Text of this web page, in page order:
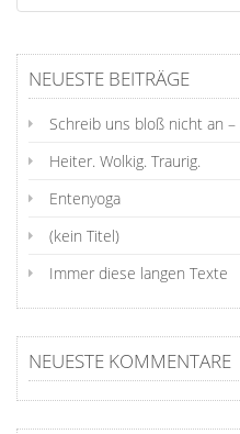
NEUESTE BEITRÄGE
Schreib uns bloß nicht an –
Heiter. Wolkig. Traurig.
Entenyoga
(kein Titel)
Immer diese langen Texte
NEUESTE KOMMENTARE